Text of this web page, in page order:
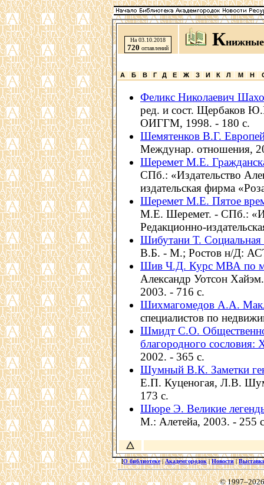
На 03.10.2018
720 оглавлений Книжные
А Б В Г Д Е Ж З И К Л М Н
Феликс Николаевич
ред. и сост. Щербаков
ОИГГМ, 1998. - 180 с.
Шемятенков В.Г.
Междунар. отношения,
Шеремет М.Е.
СПб.: «Издательство
издательская фирма
Шеремет М.Е. Пятое
М.Е. Шеремет. - СПб.:
Редакционно-
Шибутани Т. Социальная
В.Б. - М.; Ростов н/Д:
Шив Ч.Д. Курс МВА по
Александр Уотсон
2003. - 716 с.
Шихмагомедов А.А.
специалистов по
Шмидт С.О.
благородного сословия:
2002. - 365 с.
Шумный В.К. Заметки
Е.П. Куценогая, Л.В.
173 с.
Шюре Э. Великие
М.: Алетейа, 2003. - 255
[О библиотеке|Академгородок|Новости|
©